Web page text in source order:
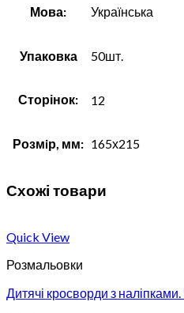
Мова: Українська
Упаковка 50шт.
Сторінок: 12
Розмiр, мм: 165х215
Схожі товари
Quick View
Розмальовки
Дитячі кросворди з